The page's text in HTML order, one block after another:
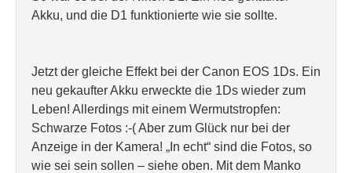
Akku, und die D1 funktionierte wie sie sollte.
Jetzt der gleiche Effekt bei der Canon EOS 1Ds. Ein
neu gekaufter Akku erweckte die 1Ds wieder zum
Leben! Allerdings mit einem Wermutstropfen:
Schwarze Fotos :-( Aber zum Glück nur bei der
Anzeige in der Kamera! „In echt“ sind die Fotos, so
wie sei sein sollen – siehe oben. Mit dem Manko